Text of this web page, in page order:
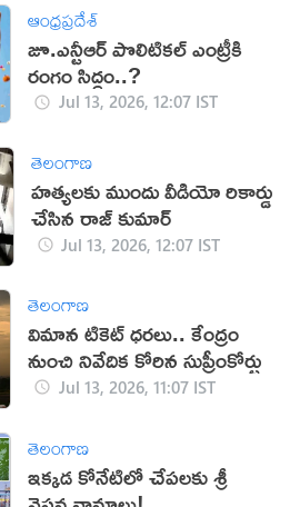
ఆంధ్రప్రదేశ్
జూ.ఎన్టీఆర్‌ పొలిటికల్‌ ఎంట్రీకి
రంగం సిద్ధం..?
Jul 13, 2026, 12:07 IST
తెలంగాణ
హత్యలకు ముందు వీడియో రికార్డు
చేసిన రాజ్ కుమార్
Jul 13, 2026, 12:07 IST
తెలంగాణ
విమాన టికెట్‌ ధరలు.. కేంద్రం
నుంచి నివేదిక కోరిన సుప్రీంకోర్టు
Jul 13, 2026, 11:07 IST
తెలంగాణ
ఇక్కడ కోనేటిలో చేపలకు శ్రీ